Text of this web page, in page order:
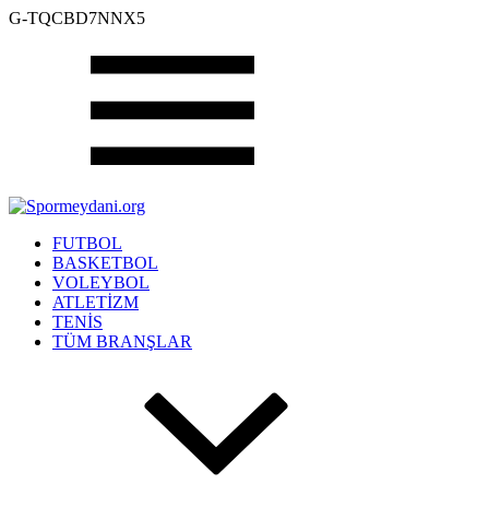
G-TQCBD7NNX5
FUTBOL
BASKETBOL
VOLEYBOL
ATLETİZM
TENİS
TÜM BRANŞLAR